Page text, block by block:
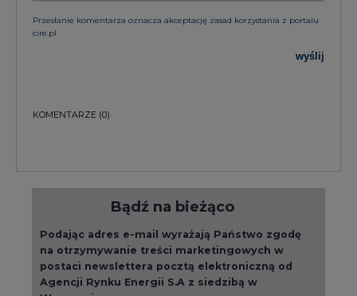
Przesłanie komentarza oznacza akceptację zasad korzystania z portalu
cire.pl
wyślij
KOMENTARZE (0)
Bądź na bieżąco
Podając adres e-mail wyrażają Państwo zgodę
na otrzymywanie treści marketingowych w
postaci newslettera pocztą elektroniczną od
Agencji Rynku Energii S.A z siedzibą w